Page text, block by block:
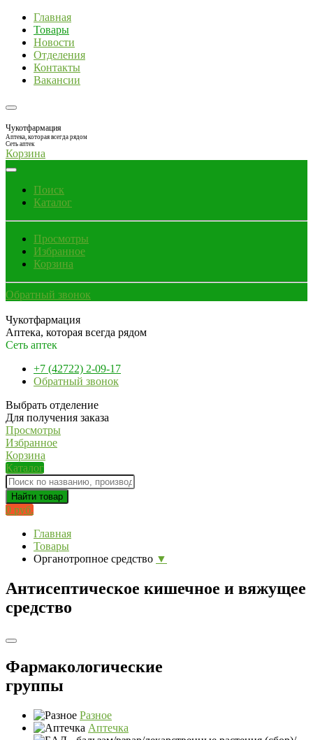
Главная
Товары
Новости
Отделения
Контакты
Вакансии
Чукотфармация
Аптека, которая всегда рядом
Сеть аптек
Корзина
Поиск
Каталог
Просмотры
Избранное
Корзина
Обратный звонок
Чукотфармация
Аптека, которая всегда рядом
Сеть аптек
+7 (42722) 2-09-17
Обратный звонок
Выбрать отделение
Для получения заказа
Просмотры
Избранное
Корзина
Каталог
Найти товар
0 руб.
Главная
Товары
Органотропное средство ▼
Антисептическое кишечное и вяжущее
средство
Фармакологические
группы
Разное
Аптечка